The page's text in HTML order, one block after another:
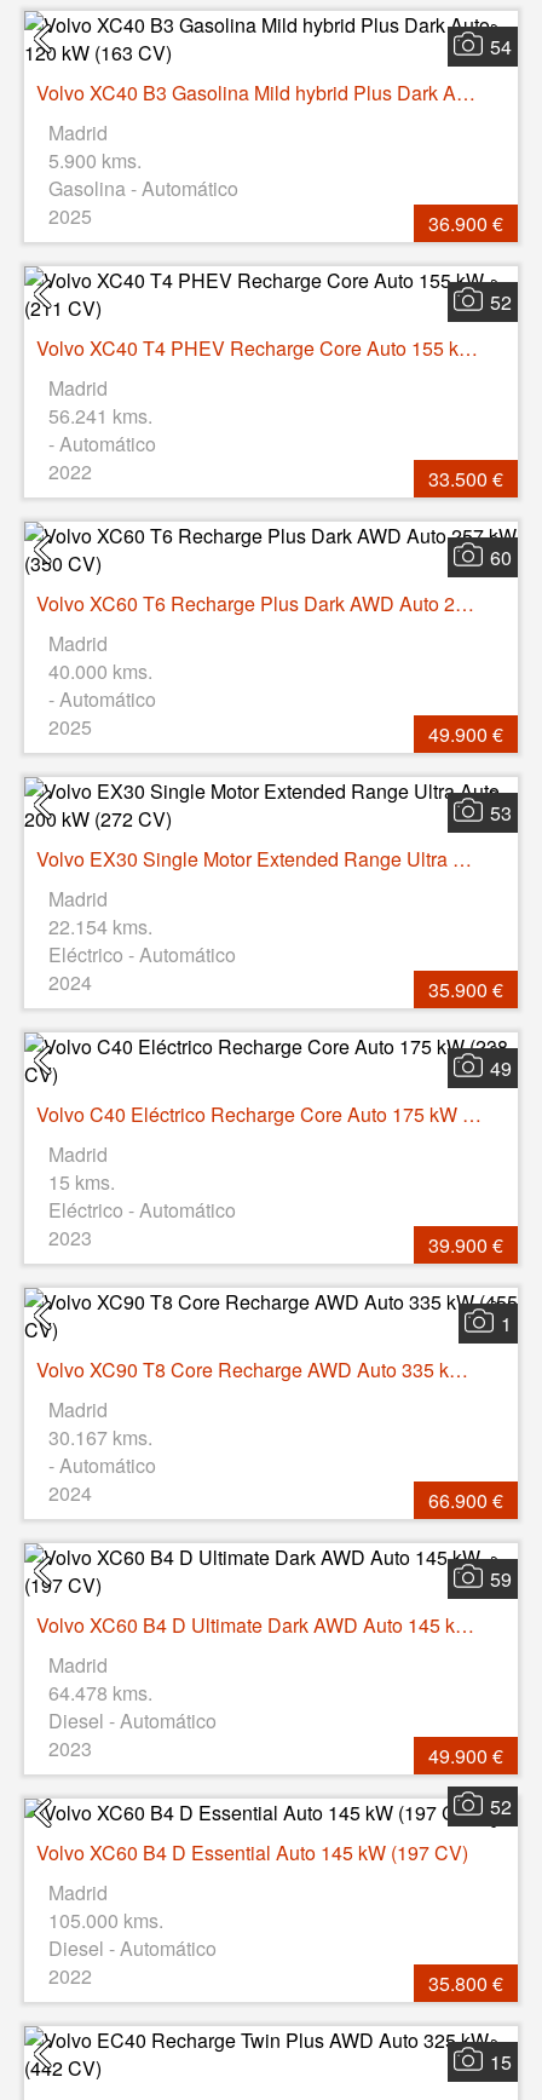
54
Volvo XC40 B3 Gasolina Mild hybrid Plus Dark Auto 120 kW (163 CV)
Madrid
5.900 kms.
Gasolina - Automático
2025
36.900 €
52
Volvo XC40 T4 PHEV Recharge Core Auto 155 kW (211 CV)
Madrid
56.241 kms.
- Automático
2022
33.500 €
60
Volvo XC60 T6 Recharge Plus Dark AWD Auto 257 kW (350 CV)
Madrid
40.000 kms.
- Automático
2025
49.900 €
53
Volvo EX30 Single Motor Extended Range Ultra Auto 200 kW (272 CV)
Madrid
22.154 kms.
Eléctrico - Automático
2024
35.900 €
49
Volvo C40 Eléctrico Recharge Core Auto 175 kW (238 CV)
Madrid
15 kms.
Eléctrico - Automático
2023
39.900 €
1
Volvo XC90 T8 Core Recharge AWD Auto 335 kW (455 CV)
Madrid
30.167 kms.
- Automático
2024
66.900 €
59
Volvo XC60 B4 D Ultimate Dark AWD Auto 145 kW (197 CV)
Madrid
64.478 kms.
Diesel - Automático
2023
49.900 €
52
Volvo XC60 B4 D Essential Auto 145 kW (197 CV)
Madrid
105.000 kms.
Diesel - Automático
2022
35.800 €
15